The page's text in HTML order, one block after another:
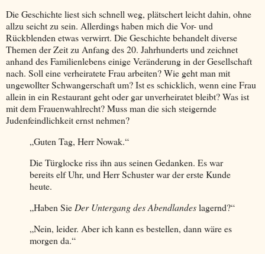
Die Geschichte liest sich schnell weg, plätschert leicht dahin, ohne
allzu seicht zu sein. Allerdings haben mich die Vor- und
Rückblenden etwas verwirrt. Die Geschichte behandelt diverse
Themen der Zeit zu Anfang des 20. Jahrhunderts und zeichnet
anhand des Familienlebens einige Veränderung in der Gesellschaft
nach. Soll eine verheiratete Frau arbeiten? Wie geht man mit
ungewollter Schwangerschaft um? Ist es schicklich, wenn eine Frau
allein in ein Restaurant geht oder gar unverheiratet bleibt? Was ist
mit dem Frauenwahlrecht? Muss man die sich steigernde
Judenfeindlichkeit ernst nehmen?
„Guten Tag, Herr Nowak.“
Die Türglocke riss ihn aus seinen Gedanken. Es war
bereits elf Uhr, und Herr Schuster war der erste Kunde
heute.
„Haben Sie Der Untergang des Abendlandeslagernd?“
„Nein, leider. Aber ich kann es bestellen, dann wäre es
morgen da.“